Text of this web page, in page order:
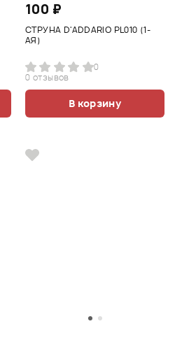
100 ₽
СТРУНА D'ADDARIO PL010 (1-
АЯ)
0
0 отзывов
В корзину